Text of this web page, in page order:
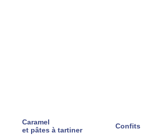
Caramel
et pâtes à tartiner
Confits